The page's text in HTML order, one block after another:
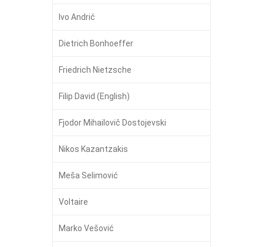
Ivo Andrić
Dietrich Bonhoeffer
Friedrich Nietzsche
Filip David (English)
Fjodor Mihailovič Dostojevski
Nikos Kazantzakis
Meša Selimović
Voltaire
Marko Vešović